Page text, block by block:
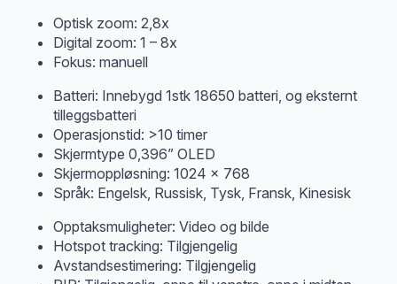
Optisk zoom: 2,8x
Digital zoom: 1 – 8x
Fokus: manuell
Batteri: Innebygd 1stk 18650 batteri, og eksternt
tilleggsbatteri
Operasjonstid: >10 timer
Skjermtype 0,396” OLED
Skjermoppløsning: 1024 x 768
Språk: Engelsk, Russisk, Tysk, Fransk, Kinesisk
Opptaksmuligheter: Video og bilde
Hotspot tracking: Tilgjengelig
Avstandsestimering: Tilgjengelig